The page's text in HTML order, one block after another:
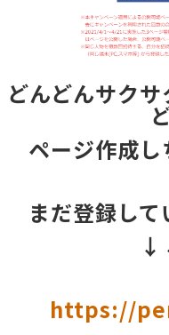
どんどんサク
ページ作成
まだ登録し
https://